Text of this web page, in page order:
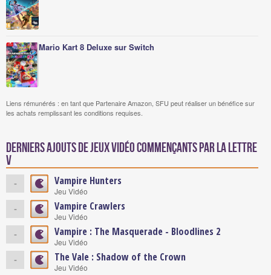
Mario Kart 8 Deluxe sur Switch
Liens rémunérés : en tant que Partenaire Amazon, SFU peut réaliser un bénéfice sur
les achats remplissant les conditions requises.
Derniers ajouts de jeux vidéo commençants par la lettre
V
- Vampire Hunters
Jeu Vidéo
-
Vampire Crawlers
Jeu Vidéo
-
Vampire : The Masquerade - Bloodlines 2
Jeu Vidéo
-
The Vale : Shadow of the Crown
Jeu Vidéo